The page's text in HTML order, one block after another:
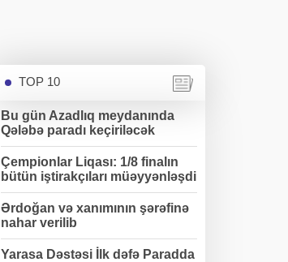
TOP 10
Bu gün Azadlıq meydanında
Qələbə paradı keçiriləcək
Çempionlar Liqası: 1/8 finalın
bütün iştirakçıları müəyyənləşdi
Ərdoğan və xanımının şərəfinə
nahar verilib
Yarasa Dəstəsi İlk dəfə Paradda